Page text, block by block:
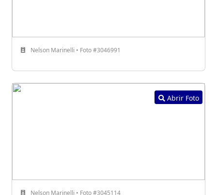
Nelson Marinelli • Foto #3046991
Abrir Foto
Nelson Marinelli • Foto #3045114